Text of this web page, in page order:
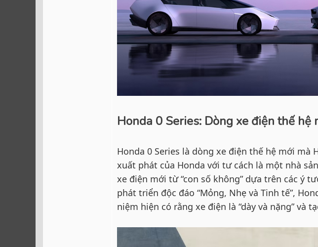
Honda 0 Series: Dòng xe điện thế hệ
Honda 0 Series là dòng xe điện thế hệ mới mà
xuất phát của Honda với tư cách là một nhà
xe điện mới từ “con số không” dựa trên các ý
phát triển độc đáo “Mỏng, Nhẹ và Tinh tế”,
niệm hiện có rằng xe điện là “dày và nặng” và